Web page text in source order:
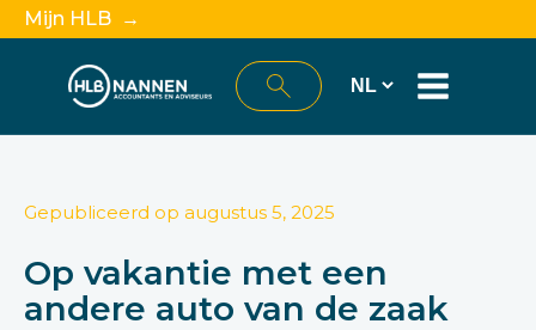
Mijn HLB →
Gepubliceerd op augustus 5, 2025
Op vakantie met een
andere auto van de zaak